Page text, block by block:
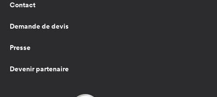
Contact
Demande de devis
Presse
Devenir partenaire